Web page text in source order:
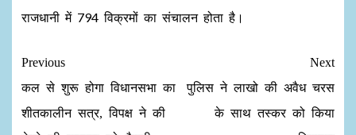
राजधानी में 794 विक्रमों का संचालन होता है।
Previous
कल से शुरू होगा विधानसभा का
शीतकालीन सत्र, विपक्ष ने की
Next
पुलिस ने लाखो की अवैध चरस
के साथ तस्कर को किया